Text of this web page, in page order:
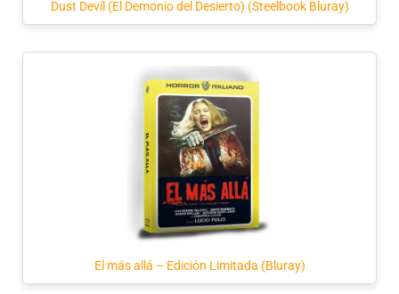
Dust Devil (El Demonio del Desierto) (Steelbook Bluray)
El más allá – Edición Limitada (Bluray)